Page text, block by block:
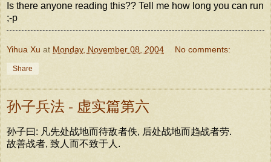
Is there anyone reading this?? Tell me how long you can run
;-p
Yihua Xu at Monday, November 08, 2004 No comments:
Share
孙子兵法 - 虚实篇第六
孙子曰: 凡先处战地而待敌者佚, 后处战地而趋战者劳.
故善战者, 致人而不致于人.